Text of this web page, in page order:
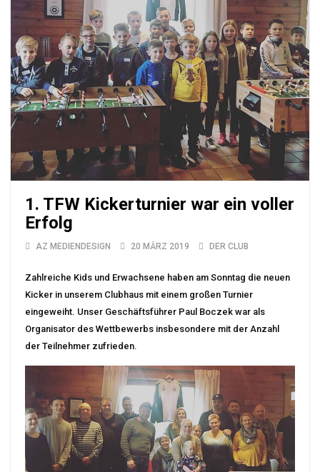
1. TFW Kickerturnier war ein voller
Erfolg
AZ MEDIENDESIGN 20 MÄRZ 2019 DER CLUB
Zahlreiche Kids und Erwachsene haben am Sonntag die neuen
Kicker in unserem Clubhaus mit einem großen Turnier
eingeweiht. Unser Geschäftsführer Paul Boczek war als
Organisator des Wettbewerbs insbesondere mit der Anzahl
der Teilnehmer zufrieden.